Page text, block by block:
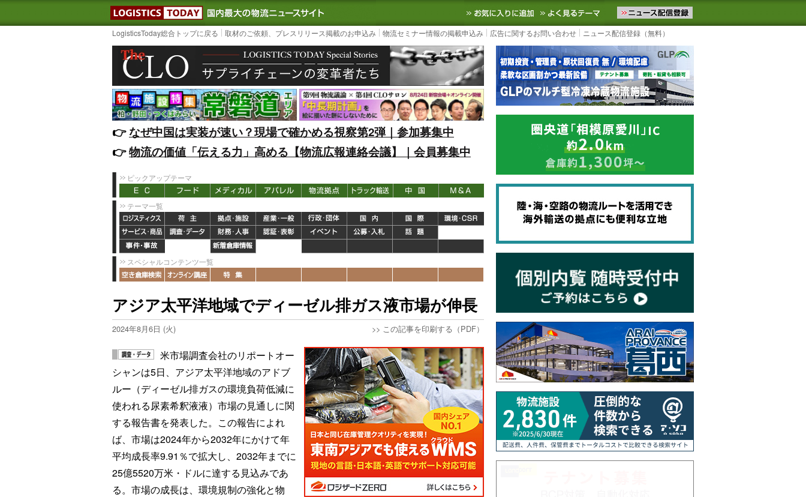
LOGISTICS TODAY｜国内最大の物流ニュースサイト3PL, SCMなど国内外の最新の物流ニュースをお届けします。物流ニュースメール配信を登録す
お気に入りに追加 よく見るテーマ
LogisticsToday総合トップに戻る 取材のご依頼、プレスリリース掲載のお申込み 物流セミナー情報の掲載申込み 広告に関するお問い合わせ ニュース配信登録（無料）
👉️なぜ中国は実装が速い？現場で確かめる視察第2弾｜参加募集中
👉️物流の価値「伝える力」高める【物流広報連絡会議】｜会員募集中
ピックアップテーマ
テーマ一覧
スペシャルコンテンツ一覧
アジア太平洋地域でディーゼル排ガス液市場が伸長
2024年8月6日 (火) >> この記事を印刷する（PDF）
米市場調査会社のリポートオー
シャンは5日、アジア太平洋地域のアドブ
ルー（ディーゼル排ガスの環境負荷低減に
使われる尿素希釈液液）市場の見通しに関
する報告書を発表した。この報告によれ
ば、市場は2024年から2032年にかけて年
平均成長率9.91％で拡大し、2032年までに
25億5520万米・ドルに達する見込みであ
る。市場の成長は、環境規制の強化と物